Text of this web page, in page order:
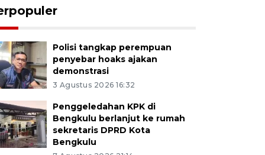
Polisi tangkap perempuan
penyebar hoaks ajakan
demonstrasi
3 Agustus 2026 16:32
Penggeledahan KPK di
Bengkulu berlanjut ke rumah
sekretaris DPRD Kota
Bengkulu